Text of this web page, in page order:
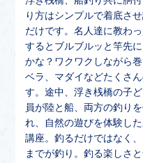
り方はシンプルで着底さ
だけです。名人達に教わ
するとブルブルッと竿先
かな？ワクワクしながら
ベラ、マダイなどたくさ
す。途中、浮き桟橋の子
員が陸と船、両方の釣り
れ、自然の遊びを体験し
講座。釣るだけではなく
までが釣り。釣る楽しさ